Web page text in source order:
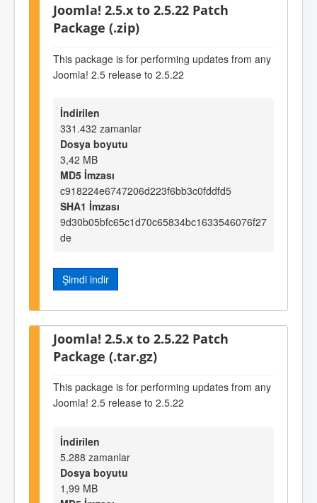
Joomla! 2.5.x to 2.5.22 Patch
Package (.zip)
This package is for performing updates from any
Joomla! 2.5 release to 2.5.22
İndirilen
331.432 zamanlar
Dosya boyutu
3,42 MB
MD5 İmzası
c918224e6747206d223f6bb3c0fddfd5
SHA1 İmzası
9d30b05bfc65c1d70c65834bc1633546076f27
de
Şimdi indir
Joomla! 2.5.x to 2.5.22 Patch
Package (.tar.gz)
This package is for performing updates from any
Joomla! 2.5 release to 2.5.22
İndirilen
5.288 zamanlar
Dosya boyutu
1,99 MB